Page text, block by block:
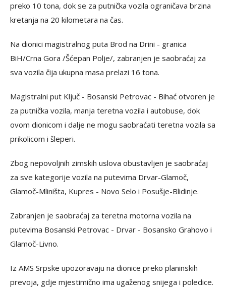
preko 10 tona, dok se za putnička vozila ograničava brzina
kretanja na 20 kilometara na čas.
Na dionici magistralnog puta Brod na Drini - granica
BiH/Crna Gora /Šćepan Polje/, zabranjen je saobraćaj za
sva vozila čija ukupna masa prelazi 16 tona.
Magistralni put Ključ - Bosanski Petrovac - Bihać otvoren je
za putnička vozila, manja teretna vozila i autobuse, dok
ovom dionicom i dalje ne mogu saobraćati teretna vozila sa
prikolicom i šleperi.
Zbog nepovoljnih zimskih uslova obustavljen je saobraćaj
za sve kategorije vozila na putevima Drvar-Glamoč,
Glamoč-Mliništa, Kupres - Novo Selo i Posušje-Blidinje.
Zabranjen je saobraćaj za teretna motorna vozila na
putevima Bosanski Petrovac - Drvar - Bosansko Grahovo i
Glamoč-Livno.
Iz AMS Srpske upozoravaju na dionice preko planinskih
prevoja, gdje mjestimično ima ugaženog snijega i poledice.